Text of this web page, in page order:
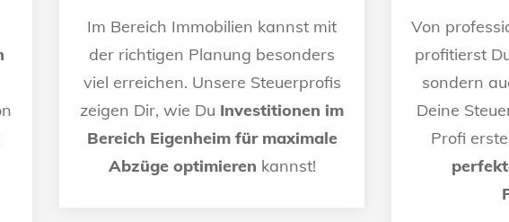
Im Bereich Immobilien kannst mit
der richtigen Planung besonders
viel erreichen. Unsere Steuerprofis
zeigen Dir, wie Du Investitionen im
Bereich Eigenheim für maximale
Abzüge optimieren kannst!
Von
profitierst
sondern
Deine
Profi